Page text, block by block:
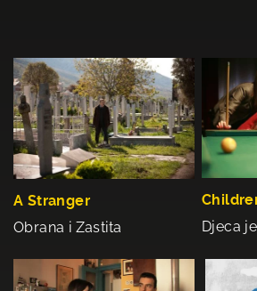
A Stranger
Obrana i Zastita
Djeca